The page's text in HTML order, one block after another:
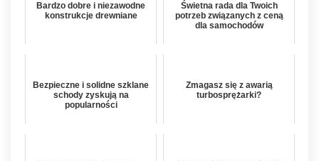
Bardzo dobre i niezawodne
konstrukcje drewniane
Świetna rada dla Twoich
potrzeb związanych z ceną
dla samochodów
Bezpieczne i solidne szklane
schody zyskują na
popularności
Zmagasz się z awarią
turbosprężarki?